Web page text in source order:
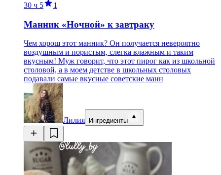
30 ч 5 1
Манник «Ночной» к завтраку
Чем хорош этот манник? Он получается невероятно
воздушным и пористым, слегка влажным и таким
вкусным! Муж говорит, что этот пирог как из школьной
столовой, а в моем детстве в школьных столовых
подавали самые вкусные советские манн
Лилия Ингредиенты